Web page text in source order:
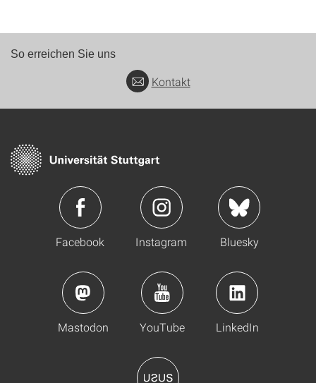
So erreichen Sie uns
Kontakt
Facebook Instagram Bluesky
Mastodon YouTube LinkedIn